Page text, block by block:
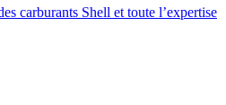
carburants Shell et toute l’expertise